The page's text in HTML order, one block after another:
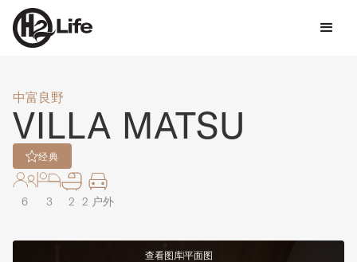
中富良野
VILLA MATSU
经典
6 3 2 2 户外
查看图库平面图